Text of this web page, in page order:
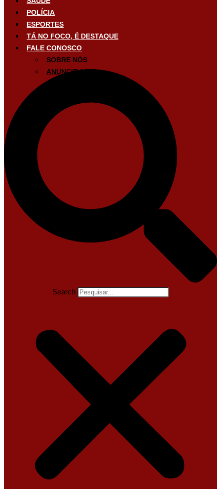
POLÍCIA
ESPORTES
TÁ NO FOCO, É DESTAQUE
FALE CONOSCO
SOBRE NÓS
ANUNCIE AQUI
Search